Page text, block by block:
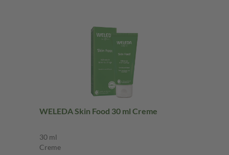
WELEDA Skin Food 30 ml Creme
30 ml
Creme